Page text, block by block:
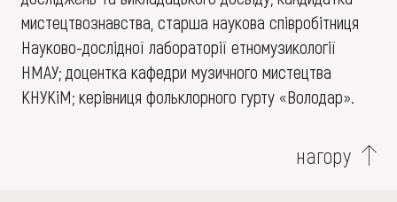
мистецтвознавства, старша наукова співробітниця
Науково-дослідної лабораторії етномузикології
НМАУ; доцентка кафедри музичного мистецтва
КНУКіМ; керівниця фольклорного гурту «Володар».
нагору